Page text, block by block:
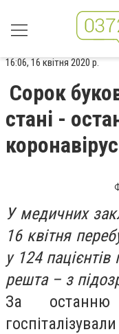
16:06, 16 квітня 2020 р.
Сорок
стані -
коронавірус
У медичних
16 квітня
у 124
решта – з
За